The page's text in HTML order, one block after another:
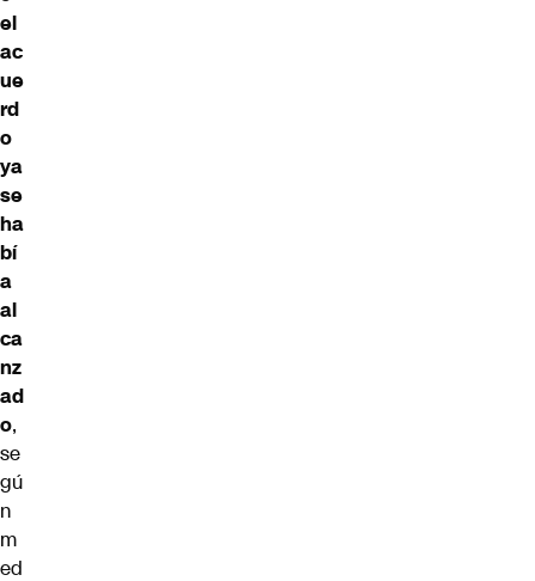
el
ac
ue
rd
o
ya
se
ha
bí
a
al
ca
nz
ad
o,
se
gú
n
m
ed